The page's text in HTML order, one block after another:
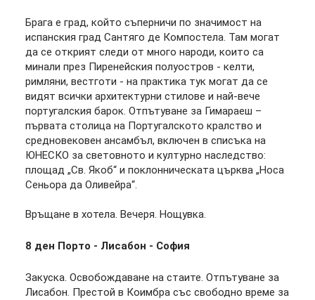
Брага е град, който съперничи по значимост на
испанския град Сантяго де Компостела. Там могат
да се открият следи от много народи, които са
минали през Пиренейския полуостров - келти,
римляни, вестготи - на практика тук могат да се
видят всички архитектурни стилове и най-вече
португалския барок. Отпътуване за Гимараеш –
първата столица на Португалското кралство и
средновековен ансамбъл, включен в списъка на
ЮНЕСКО за световното и културно наследство:
площад „Св. Якоб“ и поклонническата църква „Носа
Сеньора да Оливейра“.
Връщане в хотела. Вечеря. Нощувка.
8 ден Порто - Лисабон - София
Закуска. Освобождаване на стаите. Отпътуване за
Лисабон. Престой в Коимбра със свободно време за